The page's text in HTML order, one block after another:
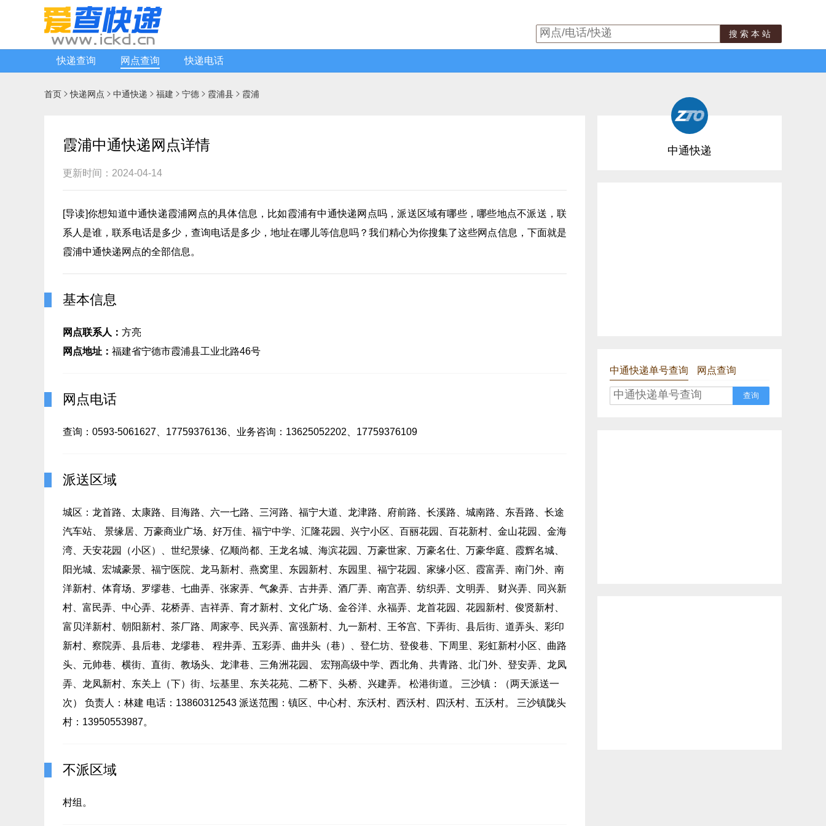
搜索本站
快递查询 网点查询 快递电话
首页 快递网点  中通快递  福建  宁德  霞浦县  霞浦
霞浦中通快递网点详情
更新时间：2024-04-14
[导读]你想知道中通快递霞浦网点的具体信息，比如霞浦有中通快递网点吗，派送区域有哪些，哪些地点不派送，联
系人是谁，联系电话是多少，查询电话是多少，地址在哪儿等信息吗？我们精心为你搜集了这些网点信息，下面就是
霞浦中通快递网点的全部信息。
基本信息
网点联系人： 方亮
网点地址： 福建省宁德市霞浦县工业北路46号
网点电话
查询：0593-5061627、17759376136、业务咨询：13625052202、17759376109
派送区域
城区：龙首路、太康路、目海路、六一七路、三河路、福宁大道、龙津路、府前路、长溪路、城南路、东吾路、长途
汽车站、 景缘居、万豪商业广场、好万佳、福宁中学、汇隆花园、兴宁小区、百丽花园、百花新村、金山花园、金海
湾、天安花园（小区）、世纪景缘、亿顺尚都、王龙名城、海滨花园、万豪世家、万豪名仕、万豪华庭、霞辉名城、
阳光城、宏城豪景、福宁医院、龙马新村、燕窝里、东园新村、东园里、福宁花园、家缘小区、霞富弄、南门外、南
洋新村、体育场、罗缪巷、七曲弄、张家弄、气象弄、古井弄、酒厂弄、南宫弄、纺织弄、文明弄、 财兴弄、同兴新
村、富民弄、中心弄、花桥弄、吉祥弄、育才新村、文化广场、金谷洋、永福弄、龙首花园、花园新村、俊贤新村、
富贝洋新村、朝阳新村、茶厂路、周家亭、民兴弄、富强新村、九一新村、王爷宫、下弄街、县后街、道弄头、彩印
新村、察院弄、县后巷、龙缪巷、 程井弄、五彩弄、曲井头（巷）、登仁坊、登俊巷、下周里、彩虹新村小区、曲路
头、元帅巷、横街、直街、教场头、龙津巷、三角洲花园、 宏翔高级中学、西北角、共青路、北门外、登安弄、龙凤
弄、龙凤新村、东关上（下）街、坛基里、东关花苑、二桥下、头桥、兴建弄。 松港街道。 三沙镇：（两天派送一
次） 负责人：林建 电话：13860312543 派送范围：镇区、中心村、东沃村、西沃村、四沃村、五沃村。 三沙镇陇头
村：13950553987。
不派区域
村组。
中通快递
中通快递单号查询 网点查询
查询